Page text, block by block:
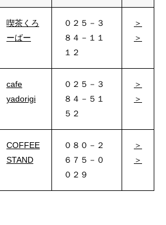
喫茶くろ
ーばー
０２５－３
８４－１１
１２
＞
＞
cafe
yadorigi
０２５－３
８４－５１
５２
＞
＞
COFFEE
STAND
０８０－２
６７５－０
０２９
＞
＞